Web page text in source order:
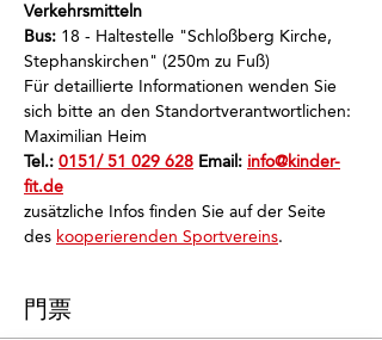
Verkehrsmitteln
Bus: 18 - Haltestelle "Schloßberg Kirche,
Stephanskirchen" (250m zu Fuß)
Für detaillierte Informationen wenden Sie
sich bitte an den Standortverantwortlichen:
Maximilian Heim
Tel.: 0151/ 51 029 628 Email: info@kinder-
fit.de
zusätzliche Infos finden Sie auf der Seite
des kooperierenden Sportvereins.
門票